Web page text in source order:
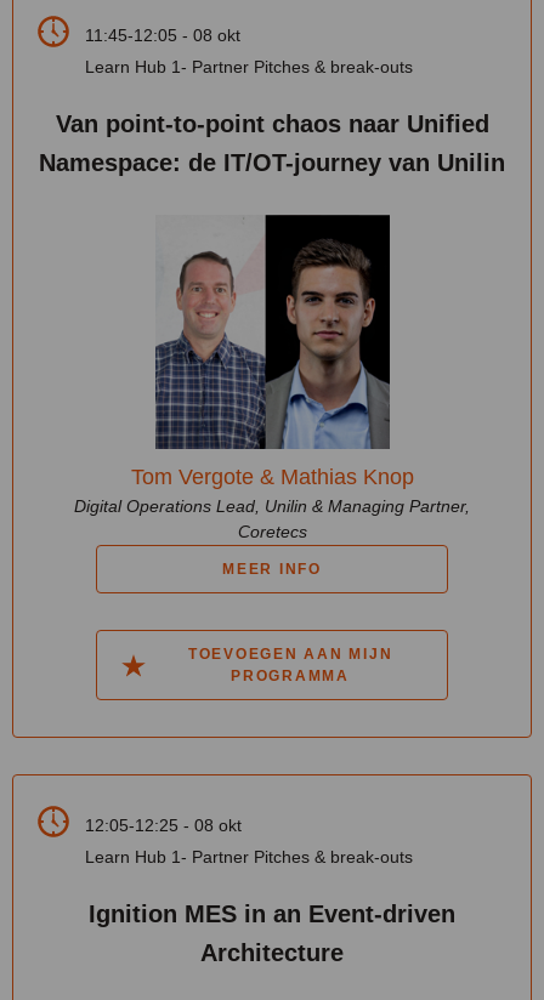
11:45-12:05 - 08 okt
Learn Hub 1- Partner Pitches & break-outs
Van point-to-point chaos naar Unified
Namespace: de IT/OT-journey van Unilin
Tom Vergote & Mathias Knop
Digital Operations Lead, Unilin & Managing Partner,
Coretecs
MEER INFO
TOEVOEGEN AAN MIJN
PROGRAMMA
12:05-12:25 - 08 okt
Learn Hub 1- Partner Pitches & break-outs
Ignition MES in an Event-driven
Architecture